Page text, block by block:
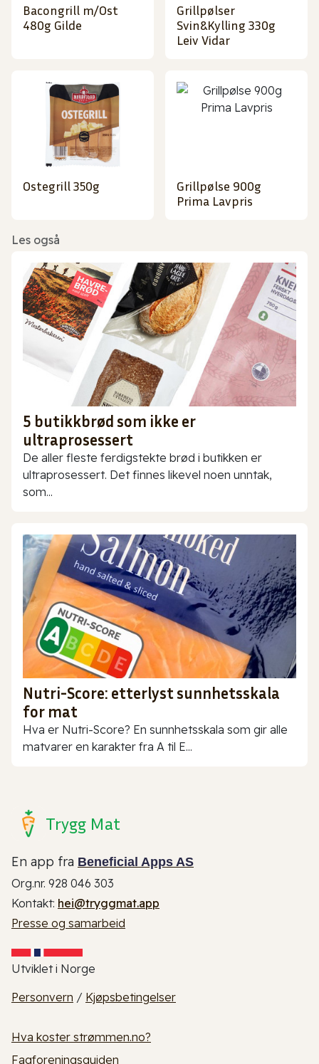
Bacongrill m/Ost
480g Gilde
Grillpølser
Svin&Kylling 330g
Leiv Vidar
Ostegrill 350g
Grillpølse 900g
Prima Lavpris
Les også
5 butikkbrød som ikke er
ultraprosessert
De aller fleste ferdigstekte brød i butikken er
ultraprosessert. Det finnes likevel noen unntak,
som...
Nutri-Score: etterlyst sunnhetsskala
for mat
Hva er Nutri-Score? En sunnhetsskala som gir alle
matvarer en karakter fra A til E...
Trygg Mat
En app fra Beneficial Apps AS
Org.nr. 928 046 303
Kontakt: hei@tryggmat.app
Presse og samarbeid
Utviklet i Norge
Personvern / Kjøpsbetingelser
Hva koster strømmen.no?
Fagforeningsguiden